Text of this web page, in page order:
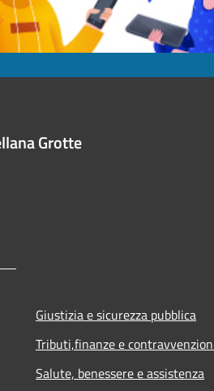
Grotte
Giustizia e sicurezza pubblica
Tributi,finanze e
Salute, benessere e assistenza